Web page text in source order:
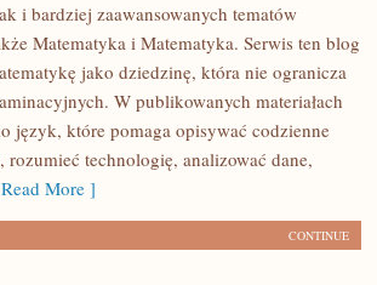
i bardziej zaawansowanych tematów
Matematyka i Matematyka. Serwis ten blog
jako dziedzinę, która nie ogranicza
W publikowanych materiałach
język, które pomaga opisywać codzienne
technologię, analizować dane,
More ]
CONTINUE